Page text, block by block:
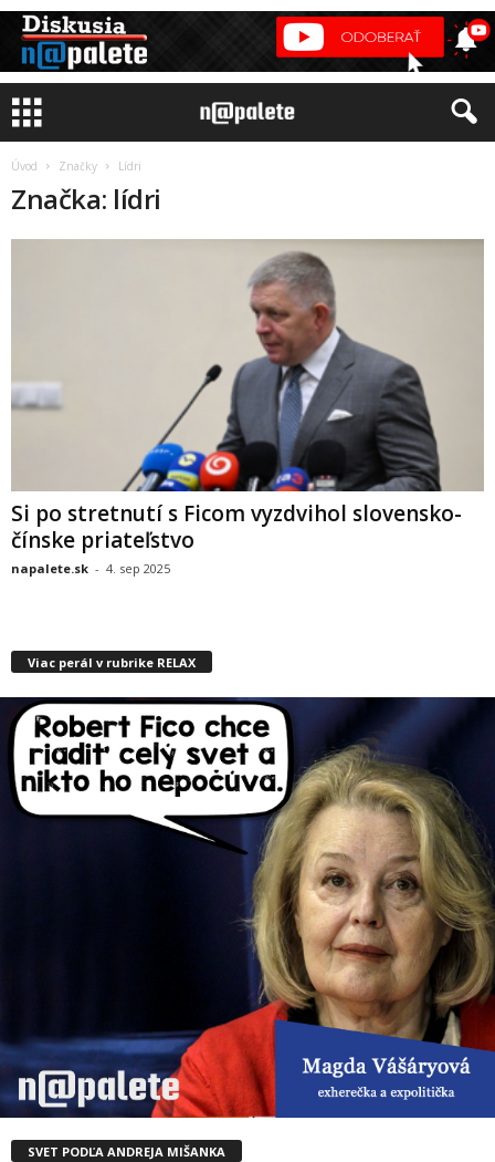
Úvod Značky Lídri
Značka: lídri
Si po stretnutí s Ficom vyzdvihol slovensko-
čínske priateľstvo
napalete.sk - 4. sep 2025
Viac perál v rubrike RELAX
SVET PODĽA ANDREJA MIŠANKA